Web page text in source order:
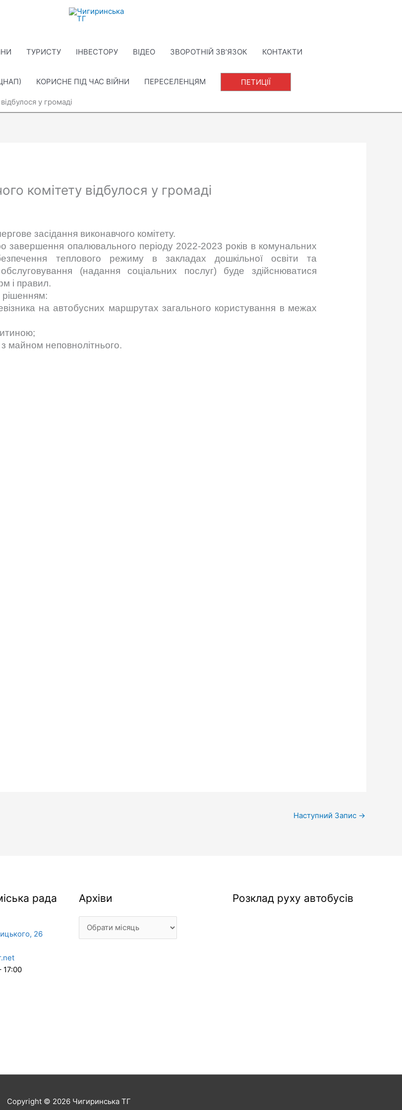
ТУРИСТУ ІНВЕСТОРУ ВІДЕО ЗВОРОТНІЙ ЗВ’ЯЗОК КОНТАКТИ
КОРИСНЕ ПІД ЧАС ВІЙНИ ПЕРЕСЕЛЕНЦЯМ ПЕТИЦІЇ
у громаді
комітету відбулося у громаді
засідання виконавчого комітету.
завершення опалювального періоду 2022-2023 років в комунальних
теплового режиму в закладах дошкільної освіти та
(надання соціальних послуг) буде здійснюватися
і правил.
рішенням:
на автобусних маршрутах загального користування в межах
майном неповнолітнього.
Наступний Запис →
рада
26
17:00
Архіви
Архіви Розклад руху автобусів
Copyright © 2026 Чигиринська ТГ